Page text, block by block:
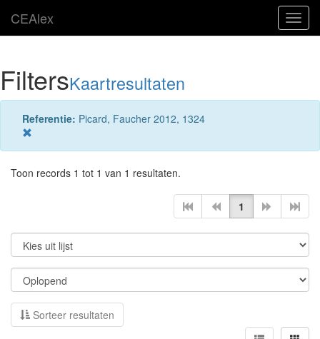
CEAlex
FiltersKaartresultaten
Referentie: Picard, Faucher 2012, 1324
Toon records 1 tot 1 van 1 resultaten.
1
Sorteer resultaten